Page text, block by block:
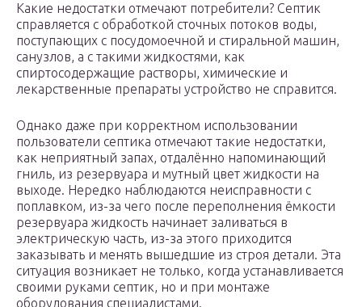
Какие недостатки отмечают потребители? Септик
справляется с обработкой сточных потоков воды,
поступающих с посудомоечной и стиральной машин,
санузлов, а с такими жидкостями, как
спиртосодержащие растворы, химические и
лекарственные препараты устройство не справится.
Однако даже при корректном использовании
пользователи септика отмечают такие недостатки,
как неприятный запах, отдалённо напоминающий
гниль, из резервуара и мутный цвет жидкости на
выходе. Нередко наблюдаются неисправности с
поплавком, из-за чего после переполнения ёмкости
резервуара жидкость начинает заливаться в
электрическую часть, из-за этого приходится
заказывать и менять вышедшие из строя детали. Эта
ситуация возникает не только, когда устанавливается
своими руками септик, но и при монтаже
оборудования специалистами.